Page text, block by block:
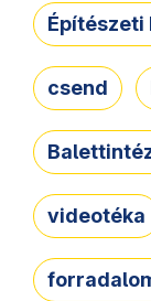
Építészeti
csend
videotéka